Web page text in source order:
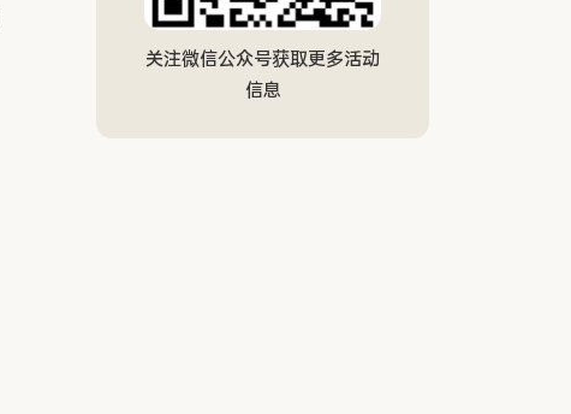
关注微信公众号获取更多活动
信息